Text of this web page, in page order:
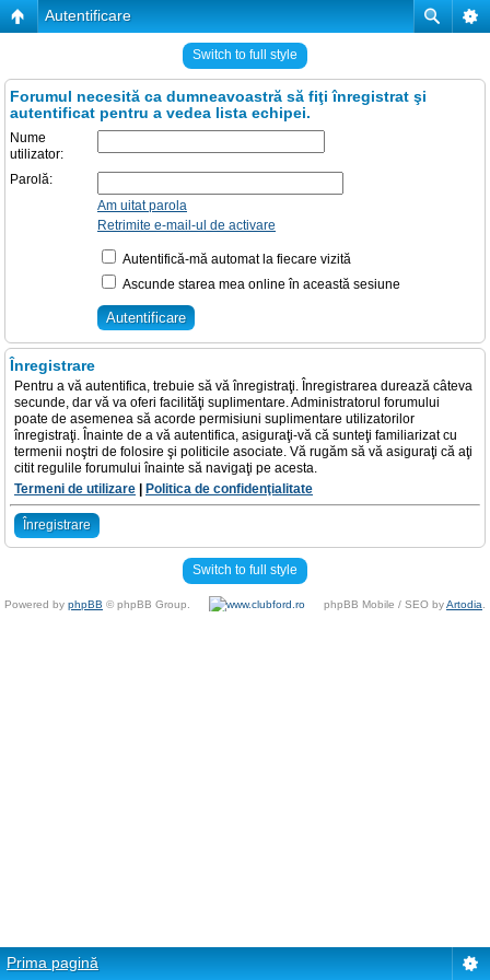
Autentificare
Switch to full style
Forumul necesită ca dumneavoastră să fiţi înregistrat şi
autentificat pentru a vedea lista echipei.
Nume
utilizator:
Parolă:
Am uitat parola
Retrimite e-mail-ul de activare
Autentifică-mă automat la fiecare vizită
Ascunde starea mea online în această sesiune
Înregistrare
Pentru a vă autentifica, trebuie să vă înregistraţi. Înregistrarea durează câteva
secunde, dar vă va oferi facilităţi suplimentare. Administratorul forumului
poate de asemenea să acorde permisiuni suplimentare utilizatorilor
înregistraţi. Înainte de a vă autentifica, asiguraţi-vă că sunteţi familiarizat cu
termenii noştri de folosire şi politicile asociate. Vă rugăm să vă asiguraţi că aţi
citit regulile forumului înainte să navigaţi pe acesta.
Termeni de utilizare
Politica de confidenţialitate
Înregistrare
Switch to full style
Powered by phpBB © phpBB Group. phpBB Mobile / SEO byArtodia
Prima pagină